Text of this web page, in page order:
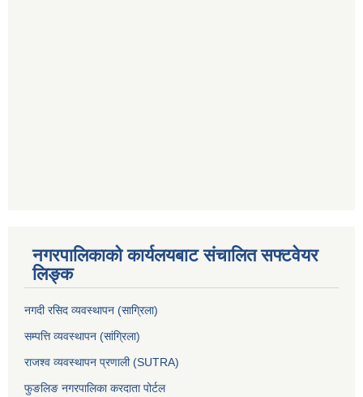
नगरपालिकाको कार्यलयबाट संचालित सफ्टवेयर
लिङ्क
नगदी रसिद व्यवस्थापन (साग्रिला)
सम्पत्ति व्यवस्थापन (सांग्रिला)
राजश्व व्यवस्थापन प्रणाली (SUTRA)
फुङलिङ नगरपालिका करदाता पोर्टल